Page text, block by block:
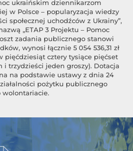
ukraińskim dziennikarzom
w Polsce – popularyzacja wiedzy
społecznej uchodźców z Ukrainy”,
„ETAP 3 Projektu – Pomoc
zadania publicznego stanowi
wynosi łącznie 5 054 536,31 zł
pięćdziesiąt cztery tysiące pięćset
i trzydzieści jeden groszy). Dotacja
na podstawie ustawy z dnia 24
pożytku publicznego
wolontariacie.